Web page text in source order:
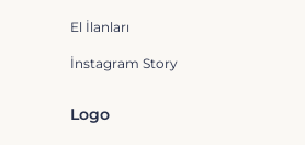
El İlanları
İnstagram Story
Logo